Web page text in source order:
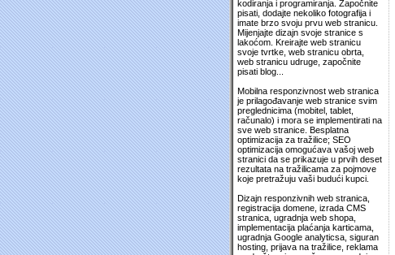
kodiranja i programiranja. Započnite
pisati, dodajte nekoliko fotografija i
imate brzo svoju prvu web stranicu.
Mijenjajte dizajn svoje stranice s
lakoćom. Kreirajte web stranicu
svoje tvrtke, web stranicu obrta,
web stranicu udruge, započnite
pisati blog...
Mobilna responzivnost web stranica
je prilagođavanje web stranice svim
preglednicima (mobitel, tablet,
računalo) i mora se implementirati na
sve web stranice. Besplatna
optimizacija za tražilice; SEO
optimizacija omogućava vašoj web
stranici da se prikazuje u prvih deset
rezultata na tražilicama za pojmove
koje pretražuju vaši budući kupci.
Dizajn responzivnih web stranica,
registracija domene, izrada CMS
stranica, ugradnja web shopa,
implementacija plaćanja karticama,
ugradnja Google analyticsa, siguran
hosting, prijava na tražilice, reklama